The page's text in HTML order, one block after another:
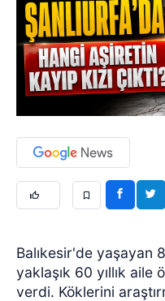
Balıkesir'de yaşayan
yaklaşık 60 yıllık aile
verdi. Köklerini